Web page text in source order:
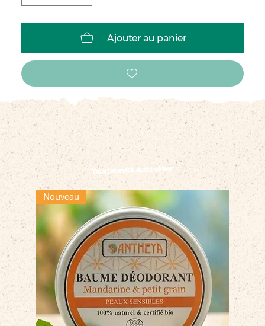
Ajouter au panier
Vous pourriez aussi aimer
Nouveau